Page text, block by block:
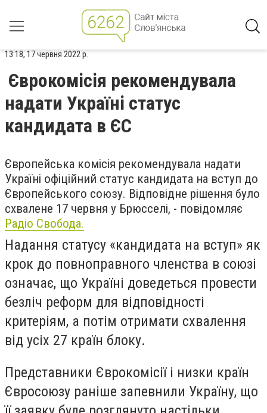
13:18, 17 червня 2022 р.
Єврокомісія рекомендувала
надати Україні статус
кандидата в ЄС
Європейська комісія рекомендувала надати
Україні офіційний статус кандидата на вступ до
Європейського союзу. Відповідне рішення було
схвалене 17 червня у Брюсселі, - повідомляє
Радіо Свобода.
Надання статусу «кандидата на вступ» як
крок до повноправного членства в союзі
означає, що Україні доведеться провести
безліч реформ для відповідності
критеріям, а потім отримати схвалення
від усіх 27 країн блоку.
Представники Єврокомісії і низки країн
Євросоюзу раніше запевнили Україну, що